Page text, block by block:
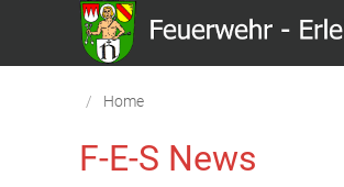
Home
F-E-S News